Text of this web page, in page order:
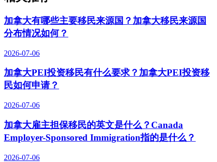
加拿大有哪些主要移民来源国？加拿大移民来源国
分布情况如何？
2026-07-06
加拿大PEI投资移民有什么要求？加拿大PEI投资移
民如何申请？
2026-07-06
加拿大雇主担保移民的英文是什么？Canada
Employer-Sponsored Immigration指的是什么？
2026-07-06